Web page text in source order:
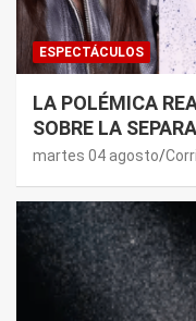
ESPECTÁCULOS
LA POLÉMICA
SOBRE LA
JOAQUI: “¿MI
martes 04 agosto